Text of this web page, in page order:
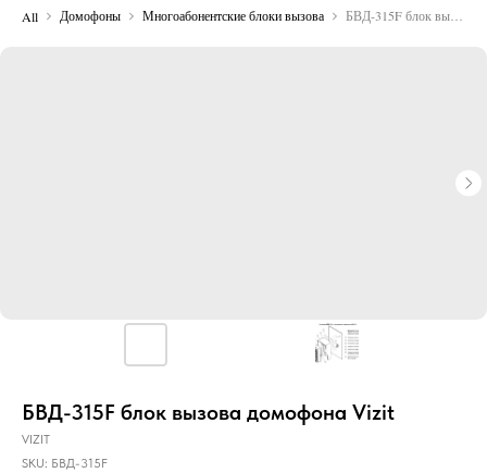
All Домофоны Многоабонентские блоки вызова
БВД-315F блок вызова домофона Vizit
VIZIT
SKU: БВД-315F